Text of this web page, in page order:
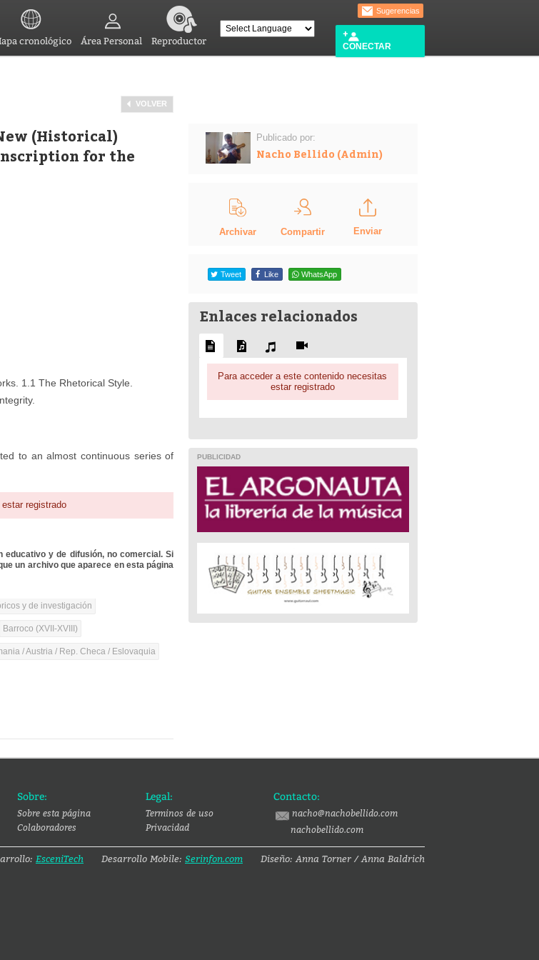
cronológico Área Personal Reproductor
Sugerencias
CONECTAR
VOLVER
(Historical)
for the
1.1 The Rhetorical Style.
to an almost continuous series of
registrado
educativo y de difusión, no comercial. Si
un archivo que aparece en esta página
y de investigación
Barroco (XVII-XVIII)
/ Austria / Rep. Checa / Eslovaquia
Publicado por:
Nacho Bellido (Admin)
Archivar Compartir Enviar
Tweet Like WhatsApp
Enlaces relacionados
Para acceder a este contenido necesitas
estar registrado
PUBLICIDAD
Sobre:
Sobre esta página
Colaboradores
Legal:
Terminos de uso
Privacidad
Contacto:
nacho@nachobellido.com
nachobellido.com
EsceniTech Desarrollo Mobile: Serinfon.com Diseño: Anna Torner / Anna Baldrich